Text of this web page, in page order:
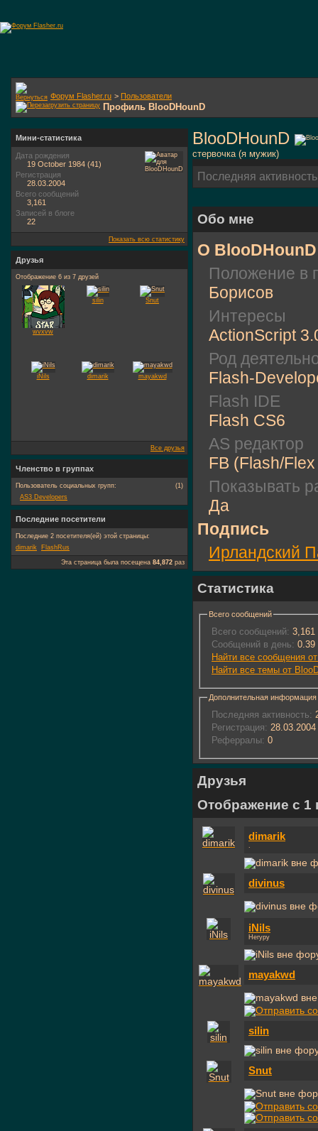
Форум Flasher.ru > Пользователи
Профиль BlooDHounD
BlooDHounD
стервочка (я мужик)
Последняя
Обо мне
О BlooDHounD
Положение в
Борисов
Интересы
ActionScript
Род
Flash-
Flash IDE
Flash CS6
AS редактор
FB (Flash/
Показывать
Да
Подпись
Ирландский
Статистика
Всего сообщений
Всего сообщений: 3,161
Сообщений в день: 0.39
Найти все сообщения
Найти все темы от
Дополнительная информация
Последняя активность:
Регистрация: 28.03.2004
Реферралы: 0
Друзья
Отображение с 1
dimarik
divinus
iNils
Негуру
mayakwd
silin
Snut
Мини-статистика
Дата рождения
19 October 1984 (41)
Регистрация
28.03.2004
Всего сообщений
3,161
Записей в блоге
22
Показать всю статистику
Друзья
Отображение 6 из 7 друзей
wvxvw
silin Snut
iNils dimarik mayakwd
Все друзья
Членство в группах
(1)
Пользователь социальных групп:
AS3 Developers
Последние посетители
Последние 2 посетителя(ей) этой страницы:
dimarik
FlashRus
Эта страница была посещена 84,872 раз